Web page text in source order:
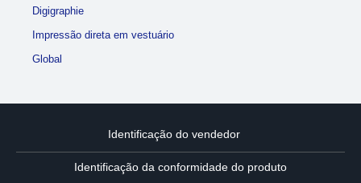
Digigraphie
Impressão direta em vestuário
Global
Identificação do vendedor
Identificação da conformidade do produto